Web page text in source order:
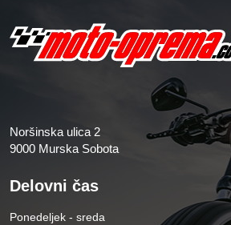
Noršinska ulica 2
9000 Murska Sobota
Delovni čas
Ponedeljek - sreda